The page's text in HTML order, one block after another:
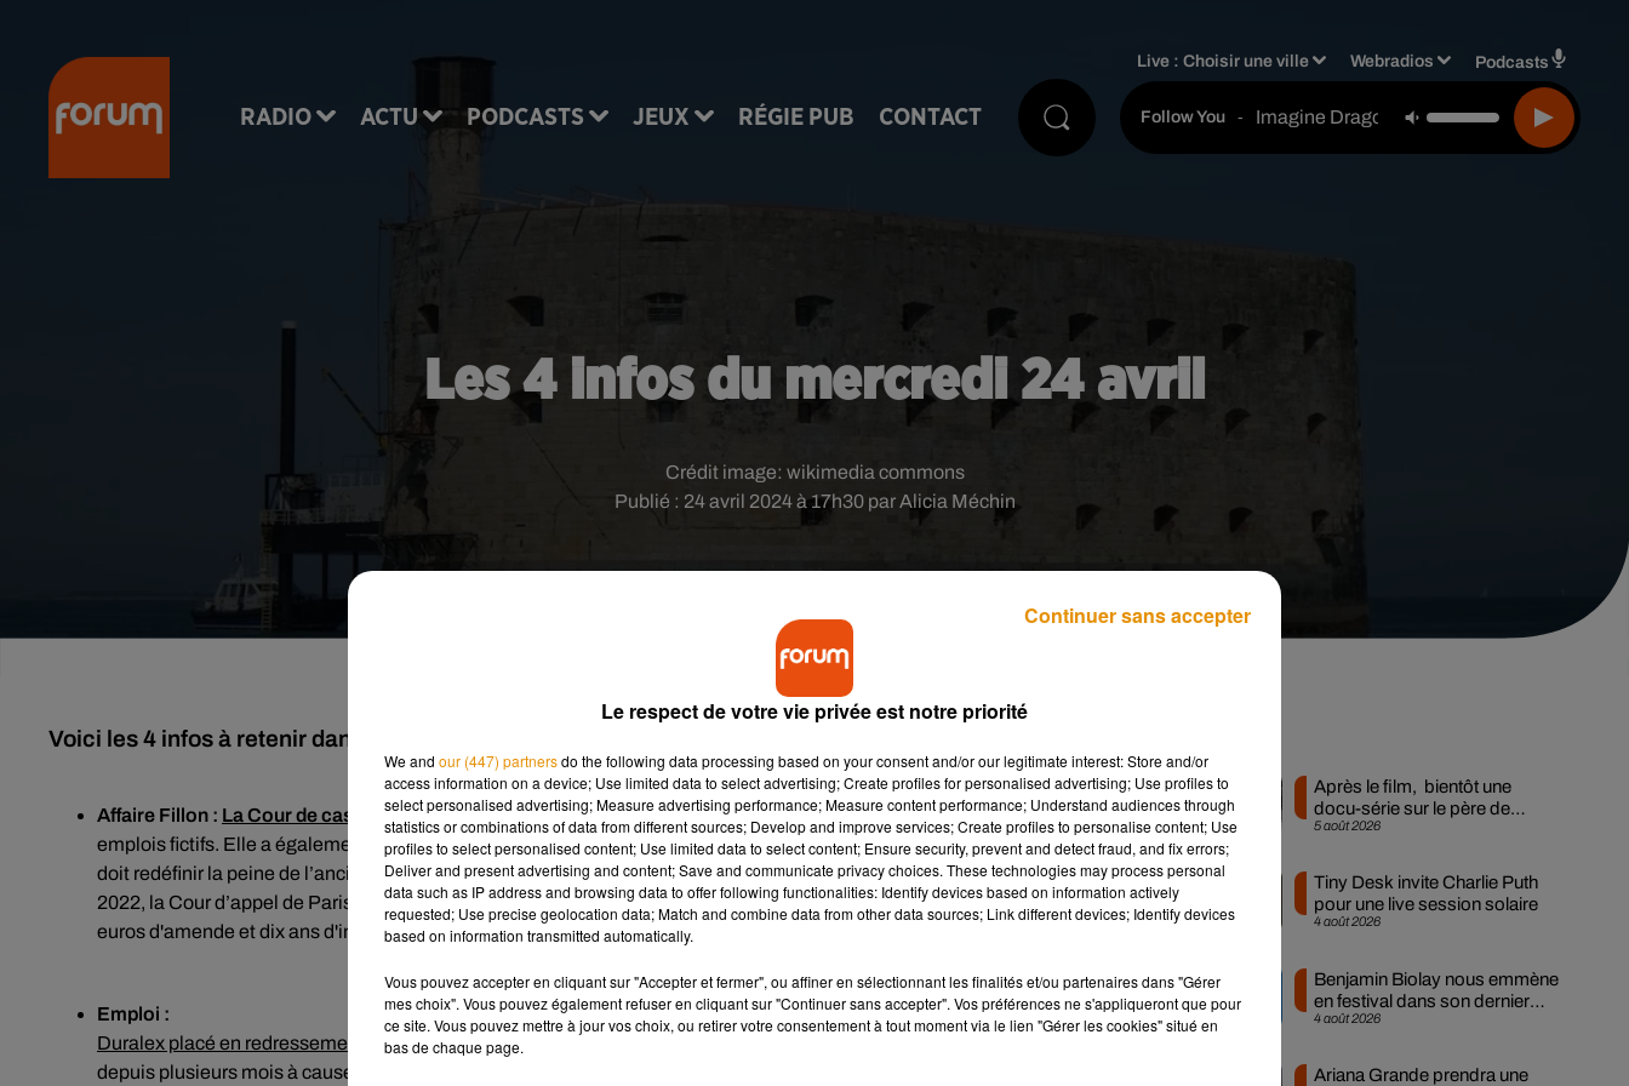
RADIO ACTU PODCASTS JEUX RÉGIE PUB CONTACT
Live :Choisir une ville Webradios Podcasts
Follow You - Imagine Dragons
Les 4 infos du mercredi 24 avril
Publié : 24 avril 2024 à 17h30 par Alicia Méchin
Crédit image: wikimedia commons
Voici les 4 infos à retenir dans l’actualité de ce mercredi 24 avril 2024.
Affaire Fillon : La Cour de cassation a ordonnéun nouveau procès devant une cour d'appel, dans l’affaire Fillon et les
emplois fictifs. Elle a également reconnu la culpabilité de l’ancien Premier ministre, mais estime qu’un nouveau procès
doit redéfinir la peine de l’ancien maire de Sablé sur Sarthe, ainsi que les dommages et intérêts. Pour rappel, le 9 mai
2022, la Cour d’appel de Paris condamnait François Fillon à quatre ans d'emprisonnement dont un an ferme, 375.000
euros d'amende et dix ans d'inéligibilité.
Emploi :
Duralex placé en redressement judiciaire… Pour rappel, la société loirétaine en avait fait la demande, en difficulté
depuis plusieurs mois à cause notamment de la hausse des prix de l’énergie. Le tribunal de commerce a donc procédé
5 août 2026
Après le film, bientôt une
docu-série sur le père de
Michael Jackson
4 août 2026
Tiny Desk invite Charlie Puth
pour une live session solaire
4 août 2026
Benjamin Biolay nous emmène
en festival dans son dernier
clip
Ariana Grande prendra une
Le respect de votre vie privée est notre priorité
We and our (447) partnersdo the following data processing based on your consent and/or our legitimate interest: Store and/or
access information on a device; Use limited data to select advertising; Create profiles for personalised advertising; Use profiles to
select personalised advertising; Measure advertising performance; Measure content performance; Understand audiences through
statistics or combinations of data from different sources; Develop and improve services; Create profiles to personalise content; Use
profiles to select personalised content; Use limited data to select content; Ensure security, prevent and detect fraud, and fix errors;
Deliver and present advertising and content; Save and communicate privacy choices. These technologies may process personal
data such as IP address and browsing data to offer following functionalities: Identify devices based on information actively
requested; Use precise geolocation data; Match and combine data from other data sources; Link different devices; Identify devices
based on information transmitted automatically.
Vous pouvez accepter en cliquant sur "Accepter et fermer", ou affiner en sélectionnant les finalités et/ou partenaires dans "Gérer
mes choix". Vous pouvez également refuser en cliquant sur "Continuer sans accepter". Vos préférences ne s'appliqueront que pour
ce site. Vous pouvez mettre à jour vos choix, ou retirer votre consentement à tout moment via le lien "Gérer les cookies" situé en
bas de chaque page.
Continuer sans accepter